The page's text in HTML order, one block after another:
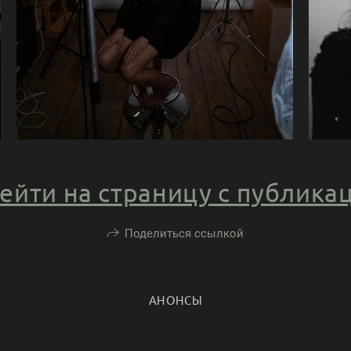
на страницу с
Поделиться ссылкой
АНОНСЫ